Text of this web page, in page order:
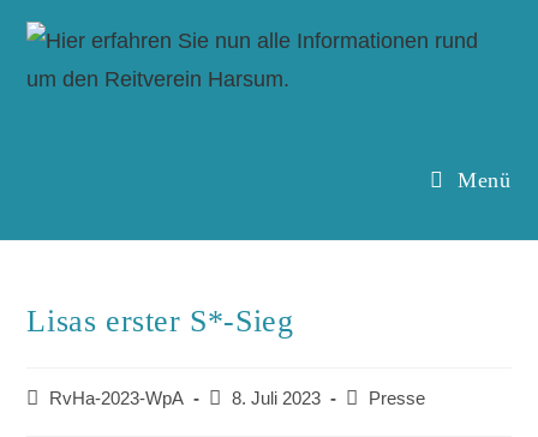
Menü
Lisas erster S*-Sieg
RvHa-2023-WpA 8. Juli 2023 Presse